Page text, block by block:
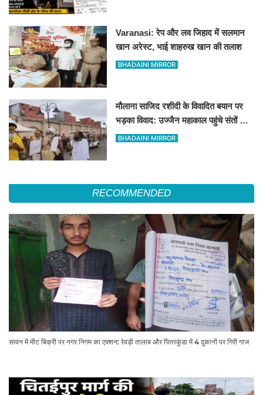
Varanasi: रेप और लव जिहाद में सलमान
खान अरेस्ट, भाई शाहरुख खान की तलाश
BHADAINI MIRROR
मौलाना साजिद रशीदी के विवादित बयान पर
भड़का विवाद: उज्जैन महाकाल पहुंचे संतों और
कांवड़ियों ने जताया कड़ा विरोध
BHADAINI MIRROR
RECOMMENDED
सावन में मीट बिक्री पर नगर निगम का एक्शन: रेवड़ी तालाब और पितरकुंडा में 4 दुकानों पर गिरी गाज